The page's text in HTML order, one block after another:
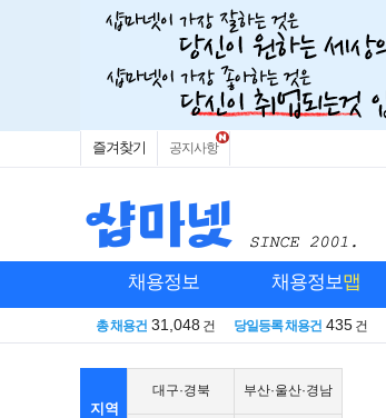
즐겨찾기 공지사항
채용정보 채용정보맵
총 채용건 31,048 건 당일등록 채용건 435 건
지역
대구·경북 부산·울산·경남